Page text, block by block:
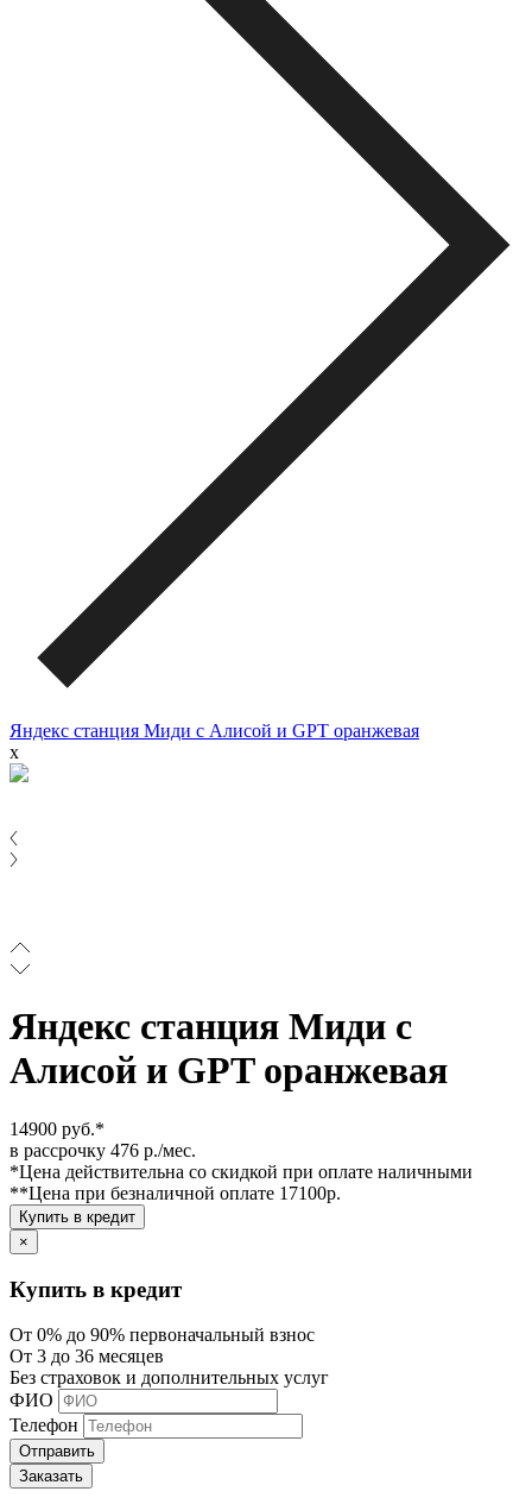
Яндекс станция Миди c Алисой и GPT оранжевая
x
Яндекс станция Миди c
Алисой и GPT оранжевая
14900 руб.*
в рассрочку 476 р./мес.
*Цена действительна со скидкой при оплате наличными
**Цена при безналичной оплате 17100р.
Купить в кредит
×
Купить в кредит
От 0% до 90% первоначальный взнос
От 3 до 36 месяцев
Без страховок и дополнительных услуг
ФИО
Телефон
Отправить
Заказать